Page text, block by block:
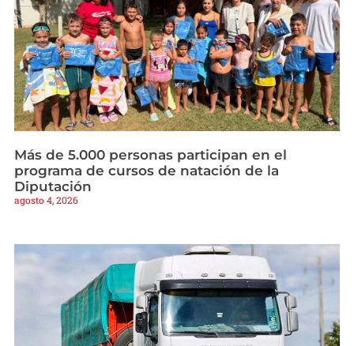
Más de 5.000 personas participan en el
programa de cursos de natación de la
Diputación
agosto 4, 2026